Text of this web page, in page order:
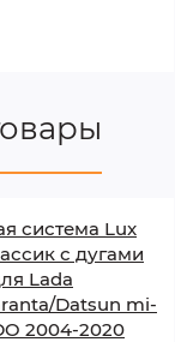
система Lux
с дугами
Lada
Datsun mi-
2004-2020